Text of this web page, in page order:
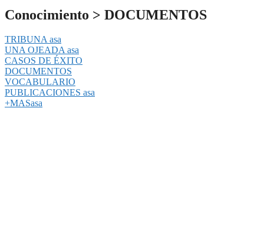
Conocimiento > DOCUMENTOS
TRIBUNA asa
UNA OJEADA asa
CASOS DE ÉXITO
DOCUMENTOS
VOCABULARIO
PUBLICACIONES asa
+MASasa